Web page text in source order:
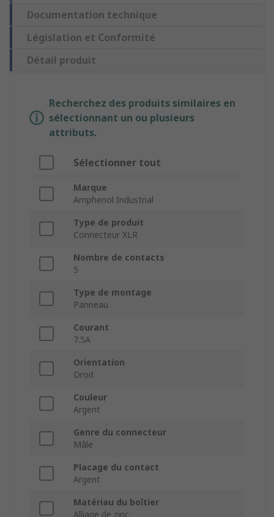
Documentation technique
Législation et Conformité
Détail produit
Recherchez des produits similaires en
sélectionnant un ou plusieurs
attributs.
Sélectionner tout
Marque
Amphenol Industrial
Type de produit
Connecteur XLR
Nombre de contacts
5
Type de montage
Panneau
Courant
7.5A
Orientation
Droit
Couleur
Argent
Genre du connecteur
Mâle
Placage du contact
Argent
Matériau du boîtier
Alliage de zinc